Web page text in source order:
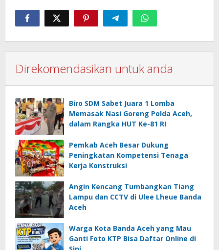
Direkomendasikan untuk anda
Biro SDM Sabet Juara 1 Lomba
Memasak Nasi Goreng Polda Aceh,
dalam Rangka HUT Ke-81 RI
Pemkab Aceh Besar Dukung
Peningkatan Kompetensi Tenaga
Kerja Konstruksi
Angin Kencang Tumbangkan Tiang
Lampu dan CCTV di Ulee Lheue Banda
Aceh
Warga Kota Banda Aceh yang Mau
Ganti Foto KTP Bisa Daftar Online di